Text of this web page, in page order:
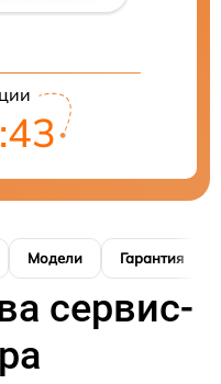
Модели Гарантия
сервис-